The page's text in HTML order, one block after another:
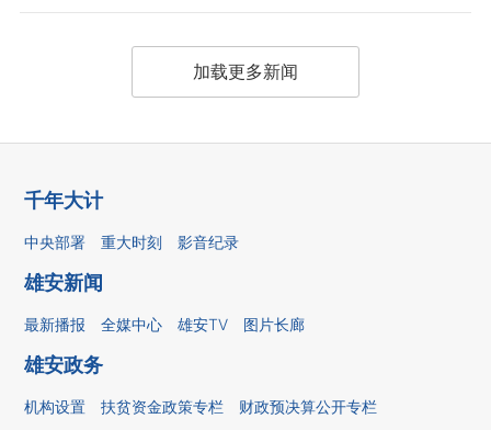
加载更多新闻
千年大计
中央部署 重大时刻 影音纪录
雄安新闻
最新播报 全媒中心 雄安TV 图片长廊
雄安政务
机构设置 扶贫资金政策专栏
财政预决算公开专栏